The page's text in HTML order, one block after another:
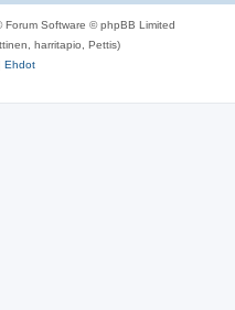
Forum Software © phpBB Limited
harritapio, Pettis)
Ehdot